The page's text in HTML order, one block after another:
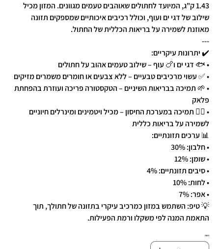
1.43 ק"ג, המיועד לחתולים שאוהבים טעמים מגוונים. המזון מכיל
שילוב של דגי ים ועוף, וכולל רכיבים איכותיים שמספקים תזונה
מאוזנת לשמירה על בריאות הכללית של החתול.
---
✔️ יתרונות עיקריים:
• 🐟 דגי ים ו🍗 עוף – שילוב טעמים אהוב על חתולים
• ✅ עשוי מרכיבים טבעיים – ללא צבעים או חומרים משמרים מזיקים
• 🌱 תמיכה בבריאות השיניים – הטקסטורה פריכה ועוזרת בהפחתת
פלאק
• 🧑‍⚕️ תמיכה במערכת החיסון – מכיל ויטמינים ומינרלים חיוניים
לשמירה על בריאות כללית
📊 ערכים תזונתיים:
• חלבון: 30%
• שומן: 12%
• סיבים תזונתיים: 4%
• לחות: 10%
• אפר: 7%
💡 טיפ: השתמש במזון כמרכיב עיקרי בתזונה של חתולך, תוך
התאמת המנה לפי משקלו ורמת הפעילות.
כמות